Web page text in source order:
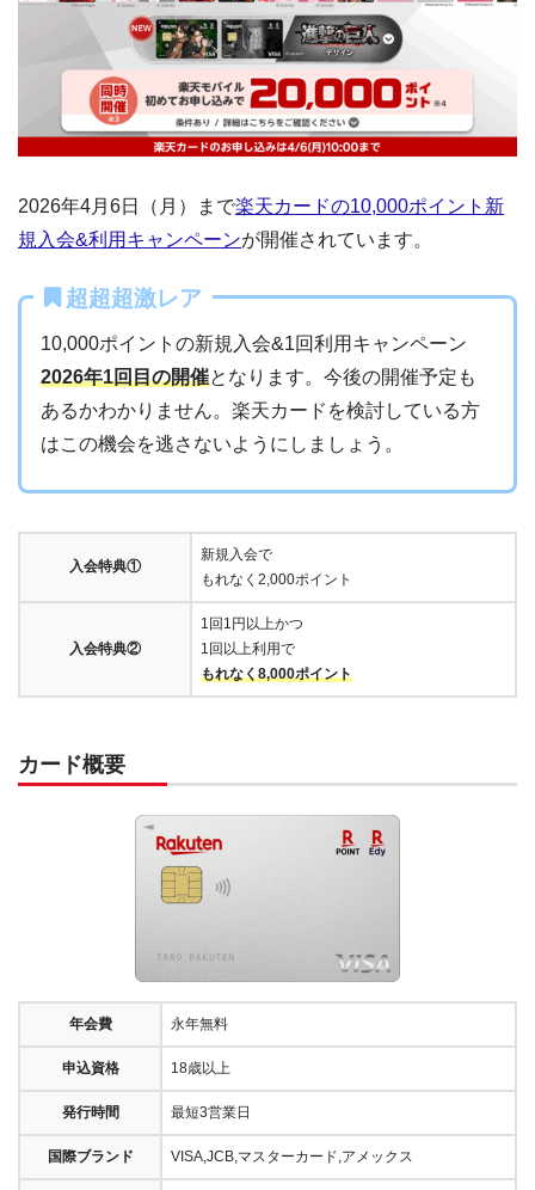
2026年4月6日（月）まで楽天カードの10,000ポイント新
規入会&利用キャンペーンが開催されています。
超超超激レア
10,000ポイントの新規入会&1回利用キャンペーン
2026年1回目の開催となります。今後の開催予定も
あるかわかりません。楽天カードを検討している方
はこの機会を逃さないようにしましょう。
入会特典①
新規入会で
もれなく2,000ポイント
入会特典②
1回1円以上かつ
1回以上利用で
もれなく8,000ポイント
カード概要
年会費 永年無料
申込資格 18歳以上
発行時間 最短3営業日
国際ブランド VISA,JCB,マスターカード,アメックス